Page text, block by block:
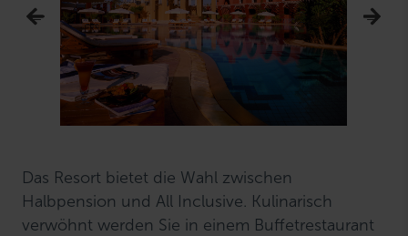
Das Resort bietet die Wahl zwischen
Halbpension und All Inclusive. Kulinarisch
verwöhnt werden Sie in einem Buffetrestaurant